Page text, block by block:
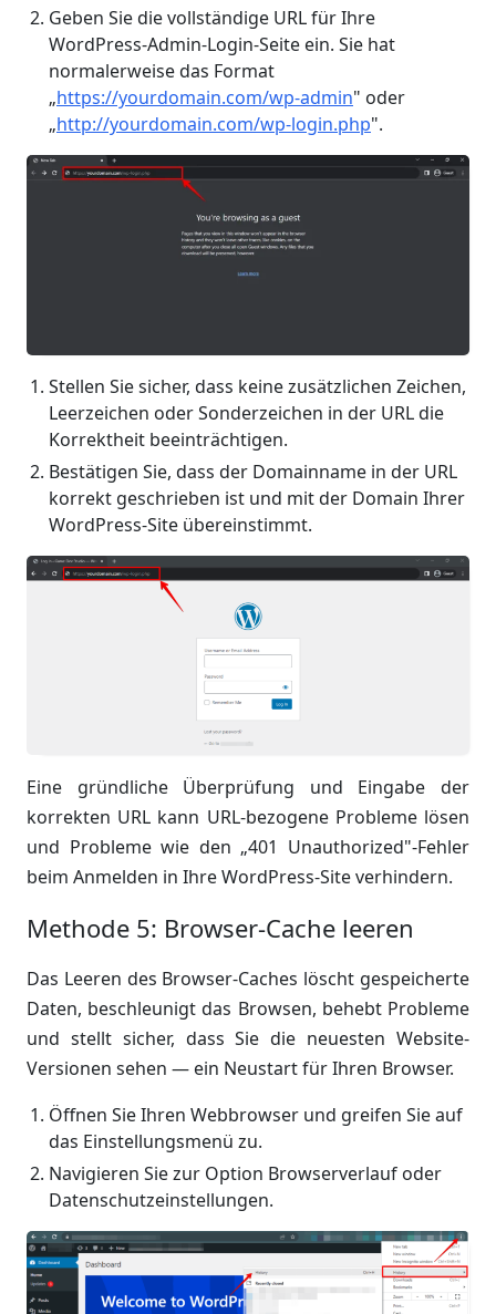
Geben Sie die vollständige URL für Ihre
WordPress-Admin-Login-Seite ein. Sie hat
normalerweise das Format
„https://yourdomain.com/wp-admin" oder
„http://yourdomain.com/wp-login.php".
Stellen Sie sicher, dass keine zusätzlichen Zeichen,
Leerzeichen oder Sonderzeichen in der URL die
Korrektheit beeinträchtigen.
Bestätigen Sie, dass der Domainname in der URL
korrekt geschrieben ist und mit der Domain Ihrer
WordPress-Site übereinstimmt.
Eine gründliche Überprüfung und Eingabe der
korrekten URL kann URL-bezogene Probleme lösen
und Probleme wie den „401 Unauthorized"-Fehler
beim Anmelden in Ihre WordPress-Site verhindern.
Methode 5: Browser-Cache leeren
Das Leeren des Browser-Caches löscht gespeicherte
Daten, beschleunigt das Browsen, behebt Probleme
und stellt sicher, dass Sie die neuesten Website-
Versionen sehen — ein Neustart für Ihren Browser.
Öffnen Sie Ihren Webbrowser und greifen Sie auf
das Einstellungsmenü zu.
Navigieren Sie zur Option Browserverlauf oder
Datenschutzeinstellungen.